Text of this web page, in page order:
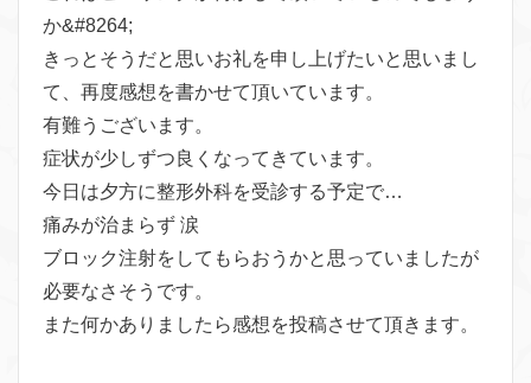
か&#8264;
きっとそうだと思いお礼を申し上げたいと思いまし
て、再度感想を書かせて頂いています。
有難うございます。
症状が少しずつ良くなってきています。
今日は夕方に整形外科を受診する予定で…
痛みが治まらず 涙
ブロック注射をしてもらおうかと思っていましたが
必要なさそうです。
また何かありましたら感想を投稿させて頂きます。